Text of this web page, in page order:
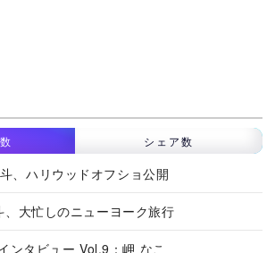
シェア数
、ハリウッドオフショ公開
、大忙しのニューヨーク旅行
ンタビュー Vol.9：岬 なこ